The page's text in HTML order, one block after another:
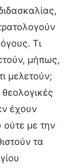
Τι
μήπως,
μελετούν;
έχουν
με την
τα